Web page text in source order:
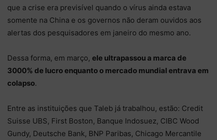
que a crise era previsível quando o vírus ainda estava
somente na China e os governos não deram ouvidos aos
alertas dos pesquisadores em janeiro do mesmo ano.
Dessa forma, em março, ele ultrapassou a marca de
3000% de lucro enquanto o mercado mundial entrava em
colapso.
Entre as instituições que Taleb já trabalhou, estão: Credit
Suisse UBS, First Boston, Banque Indosuez, CIBC Wood
Gundy, Deutsche Bank, BNP Paribas, Chicago Mercantile